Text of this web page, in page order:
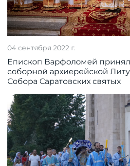
04 сентября 2022 г.
Епископ Варфоломей принял
соборной архиерейской
Собора Саратовских святых